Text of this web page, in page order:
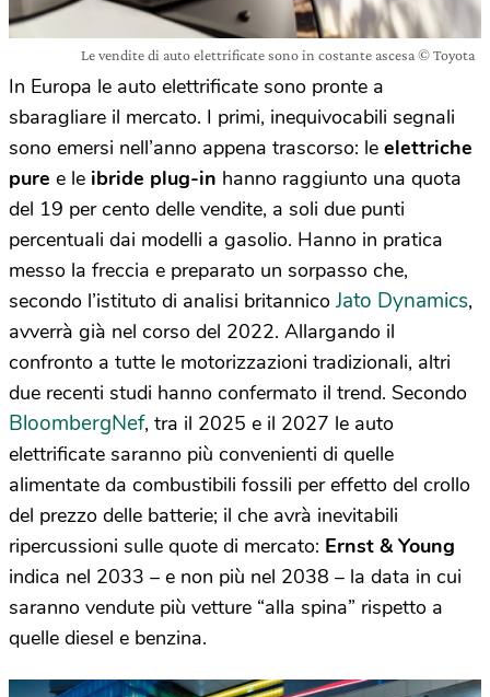
Le vendite di auto elettrificate sono in costante ascesa © Toyota
In Europa le auto elettrificate sono pronte a
sbaragliare il mercato. I primi, inequivocabili segnali
sono emersi nell’anno appena trascorso: le elettriche
pure e le ibride plug-in hanno raggiunto una quota
del 19 per cento delle vendite, a soli due punti
percentuali dai modelli a gasolio. Hanno in pratica
messo la freccia e preparato un sorpasso che,
secondo l’istituto di analisi britannicoJato Dynamics,
avverrà già nel corso del 2022. Allargando il
confronto a tutte le motorizzazioni tradizionali, altri
due recenti studi hanno confermato il trend. Secondo
BloombergNef, tra il 2025 e il 2027 le auto
elettrificate saranno più convenienti di quelle
alimentate da combustibili fossili per effetto del crollo
del prezzo delle batterie; il che avrà inevitabili
ripercussioni sulle quote di mercato: Ernst & Young
indica nel 2033 – e non più nel 2038 – la data in cui
saranno vendute più vetture “alla spina” rispetto a
quelle diesel e benzina.